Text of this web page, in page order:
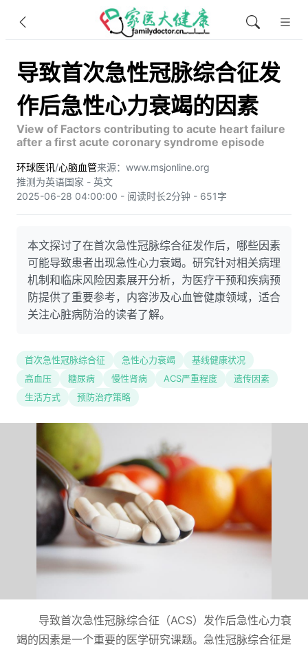
导致首次急性冠脉综合征发
作后急性心力衰竭的因素
View of Factors contributing to acute heart failure
after a first acute coronary syndrome episode
环球医讯/心脑血管来源：www.msjonline.org
推测为英语国家 - 英文
2025-06-28 04:00:00 - 阅读时长2分钟 - 651字
本文探讨了在首次急性冠脉综合征发作后，哪些因素
可能导致患者出现急性心力衰竭。研究针对相关病理
机制和临床风险因素展开分析，为医疗干预和疾病预
防提供了重要参考，内容涉及心血管健康领域，适合
关注心脏病防治的读者了解。
首次急性冠脉综合征 急性心力衰竭
基线健康状况
高血压
糖尿病 慢性肾病 ACS严重程度
遗传因素
生活方式
预防治疗策略
导致首次急性冠脉综合征（ACS）发作后急性心力衰
竭的因素是一个重要的医学研究课题。急性冠脉综合征是